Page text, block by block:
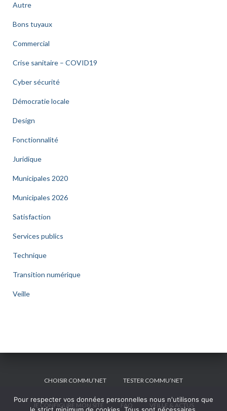
Autre
Bons tuyaux
Commercial
Crise sanitaire – COVID19
Cyber sécurité
Démocratie locale
Design
Fonctionnalité
Juridique
Municipales 2020
Municipales 2026
Satisfaction
Services publics
Technique
Transition numérique
Veille
CHOISIR COMMU’NET TESTER COMMU’NET
JE CONFIGURE MON SITE FAQ VEILLE & ACTUS
Pour respecter vos données personnelles nous n'utilisons que